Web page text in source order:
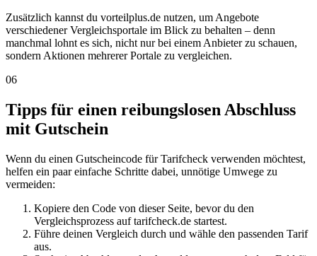
Zusätzlich kannst du vorteilplus.de nutzen, um Angebote
verschiedener Vergleichsportale im Blick zu behalten – denn
manchmal lohnt es sich, nicht nur bei einem Anbieter zu schauen,
sondern Aktionen mehrerer Portale zu vergleichen.
06
Tipps für einen reibungslosen Abschluss
mit Gutschein
Wenn du einen Gutscheincode für Tarifcheck verwenden möchtest,
helfen ein paar einfache Schritte dabei, unnötige Umwege zu
vermeiden:
Kopiere den Code von dieser Seite, bevor du den
Vergleichsprozess auf tarifcheck.de startest.
Führe deinen Vergleich durch und wähle den passenden Tarif
aus.